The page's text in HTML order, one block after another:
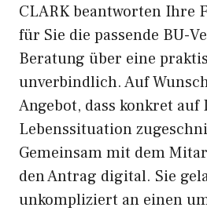
CLARK beantworten Ihre
für Sie die passende BU-
Beratung über eine
unverbindlich. Auf
Angebot, dass konkret auf
Lebenssituation
Gemeinsam mit dem
den Antrag digital. Sie
unkompliziert an einen